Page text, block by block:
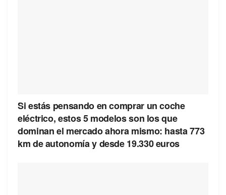
Si estás pensando en comprar un coche
eléctrico, estos 5 modelos son los que
dominan el mercado ahora mismo: hasta 773
km de autonomía y desde 19.330 euros